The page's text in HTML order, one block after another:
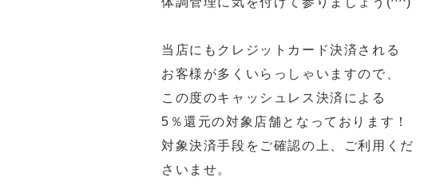
当店にもクレジットカード決済される
お客様が多くいらっしゃいますので、
この度のキャッシュレス決済による
5％還元の対象店舗となっております！
対象決済手段をご確認の上、ご利用くだ
さいませ。